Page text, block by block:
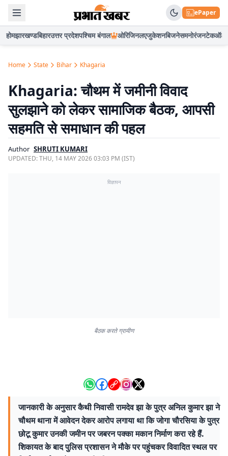
ePaper
होमझारखण्डबिहारउत्तर प्रदेशपश्चिम बंगाल ओरिजिनलएजुकेशनबिजनेसमनोरंजनटेकऑटो
Home State Bihar Khagaria
Khagaria: चौथम में जमीनी विवाद
सुलझाने को लेकर सामाजिक बैठक, आपसी
सहमति से समाधान की पहल
Author SHRUTI KUMARI
UPDATED:THU, 14 MAY 2026 03:03 PM (IST)
विज्ञापन
बैठक करते ग्रामीण
जानकारी के अनुसार कैथी निवासी रामदेव झा के पुत्र अनिल कुमार झा ने
चौथम थाना में आवेदन देकर आरोप लगाया था कि जोगा चौरसिया के पुत्र
छोटू कुमार उनकी जमीन पर जबरन पक्का मकान निर्माण करा रहे हैं.
शिकायत के बाद पुलिस प्रशासन ने मौके पर पहुंचकर विवादित स्थल पर